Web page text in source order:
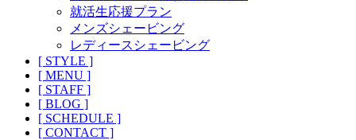
就活生応援プラン
メンズシェービング
レディースシェービング
[ STYLE ]
[ MENU ]
[ STAFF ]
[ BLOG ]
[ SCHEDULE ]
[ CONTACT ]